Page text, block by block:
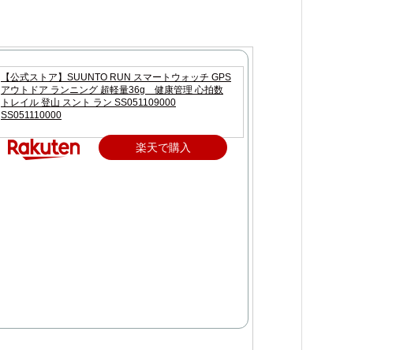
【公式ストア】SUUNTO RUN スマートウォッチ GPS
アウトドア ランニング 超軽量36g 健康管理 心拍数
トレイル 登山 スント ラン SS051109000
SS051110000
楽天で購入